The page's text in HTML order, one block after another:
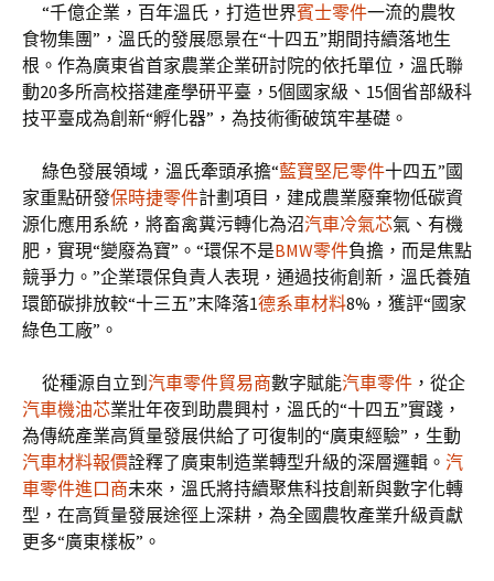
“千億企業，百年溫氏，打造世界賓士零件一流的農牧
食物集團”，溫氏的發展愿景在“十四五”期間持續落地生
根。作為廣東省首家農業企業研討院的依托單位，溫氏聯
動20多所高校搭建產學研平臺，5個國家級、15個省部級科
技平臺成為創新“孵化器”，為技術衝破筑牢基礎。
綠色發展領域，溫氏牽頭承擔“藍寶堅尼零件十四五”國
家重點研發保時捷零件計劃項目，建成農業廢棄物低碳資
源化應用系統，將畜禽糞污轉化為沼汽車冷氣芯氣、有機
肥，實現“變廢為寶”。“環保不是BMW零件負擔，而是焦點
競爭力。”企業環保負責人表現，通過技術創新，溫氏養殖
環節碳排放較“十三五”末降落1德系車材料8%，獲評“國家
綠色工廠”。
從種源自立到 汽車零件貿易商數字賦能汽車零件 ，從企
汽車機油芯業壯年夜到助農興村，溫氏的“十四五”實踐，
為傳統產業高質量發展供給了可復制的“廣東經驗”，生動
汽車材料報價詮釋了廣東制造業轉型升級的深層邏輯。 汽
車零件進口商未來，溫氏將持續聚焦科技創新與數字化轉
型，在高質量發展途徑上深耕，為全國農牧產業升級貢獻
更多“廣東樣板”。